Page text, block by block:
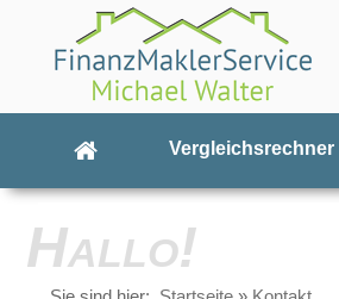
Vergleichsrechner
Hallo!